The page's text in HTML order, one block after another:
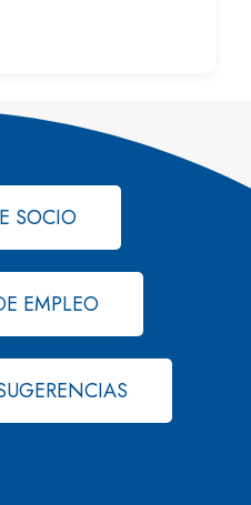
SOCIO
EMPLEO